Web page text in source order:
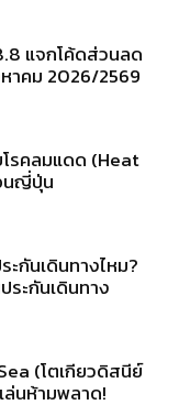
แจกโค้ดส่วนลด
าคม 2026/2569
รคลมแดด (Heat
นญี่ปุ่น
กันเดินทางไหม?
ระกันเดินทาง
(โตเกียวดิสนีย์
ล่นห้ามพลาด!